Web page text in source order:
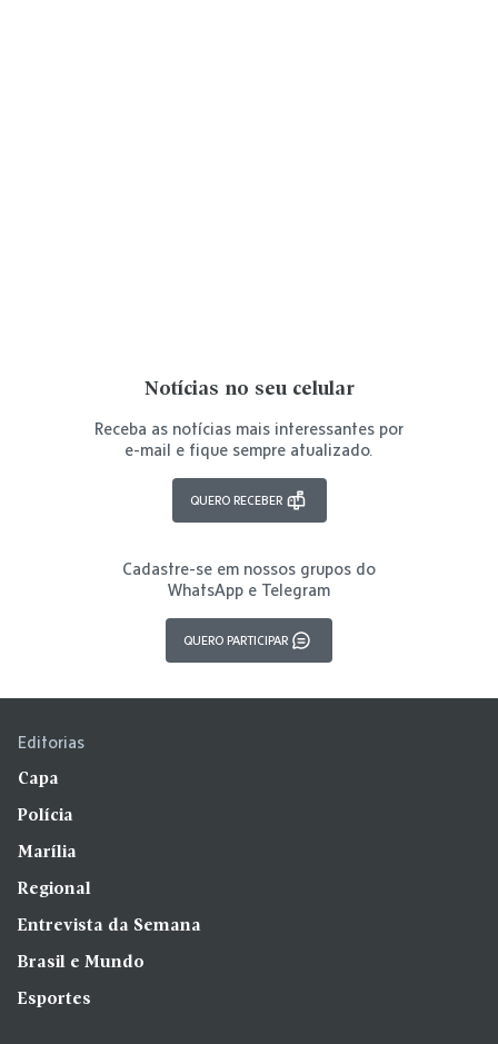
Notícias no seu celular
Receba as notícias mais interessantes por
e-mail e fique sempre atualizado.
QUERO RECEBER
Cadastre-se em nossos grupos do
WhatsApp e Telegram
QUERO PARTICIPAR
Editorias
Capa
Polícia
Marília
Regional
Entrevista da Semana
Brasil e Mundo
Esportes